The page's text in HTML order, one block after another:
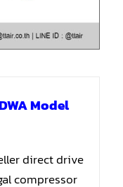
Model
direct drive
compressor